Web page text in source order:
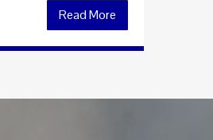
Read More